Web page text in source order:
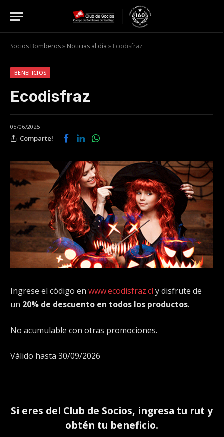
Socios Bomberos» Noticias al día » Ecodisfraz
BENEFICIOS
Ecodisfraz
05/06/2025
Comparte!
Ingrese el código en www.ecodisfraz.cl y disfrute de
un 20% de descuento en todos los productos.
No acumulable con otras promociones.
Válido hasta 30/09/2026
Si eres del Club de Socios, ingresa tu rut y
obtén tu beneficio.